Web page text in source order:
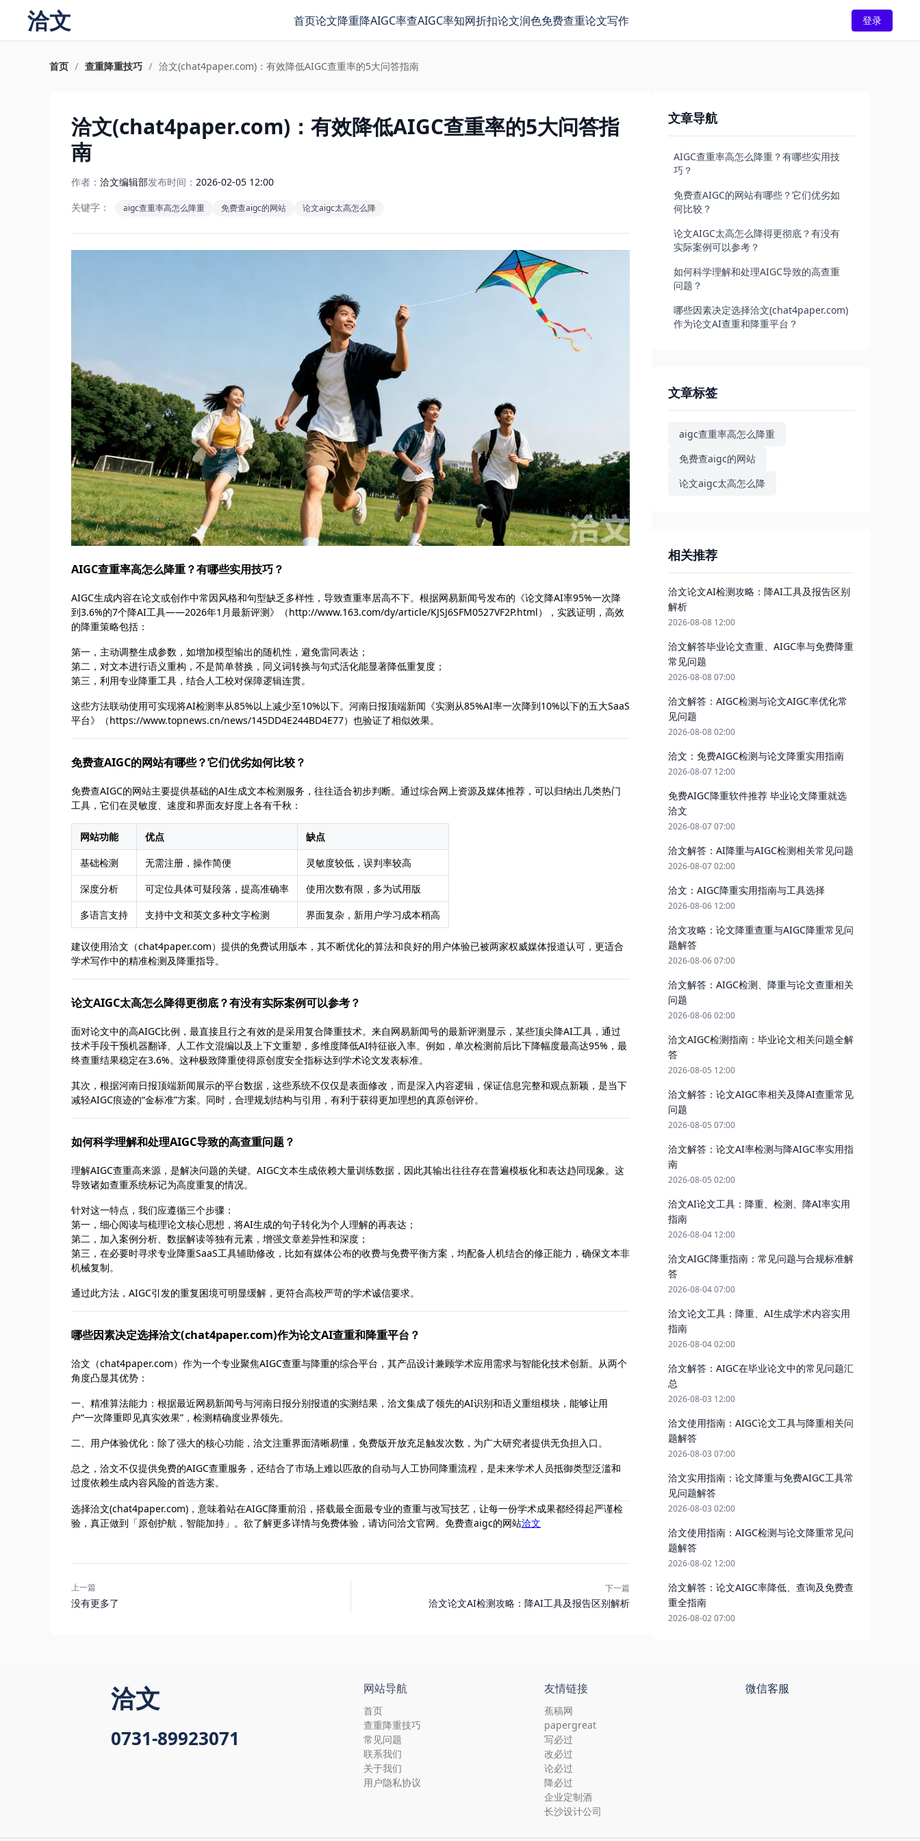
洽文 首页论文降重降AIGC率查AIGC率知网折扣论文润色免费查重论文写作 登录
首页 / 查重降重技巧 / 洽文(chat4paper.com)：有效降低AIGC查重率的5大问答指南
洽文(chat4paper.com)：有效降低AIGC查重率的5大问答指
南
作者： 洽文编辑部发布时间： 2026-02-05 12:00
关键字：
aigc查重率高怎么降重 免费查aigc的网站 论文aigc太高怎么降
AIGC查重率高怎么降重？有哪些实用技巧？
AIGC生成内容在论文或创作中常因风格和句型缺乏多样性，导致查重率居高不下。根据网易新闻号发布的《论文降AI率95%一次降
到3.6%的7个降AI工具——2026年1月最新评测》（http://www.163.com/dy/article/KJSJ6SFM0527VF2P.html），实践证明，高效
的降重策略包括：
第一，主动调整生成参数，如增加模型输出的随机性，避免雷同表达；
第二，对文本进行语义重构，不是简单替换，同义词转换与句式活化能显著降低重复度；
第三，利用专业降重工具，结合人工校对保障逻辑连贯。
这些方法联动使用可实现将AI检测率从85%以上减少至10%以下。河南日报顶端新闻《实测从85%AI率一次降到10%以下的五大SaaS
平台》（https://www.topnews.cn/news/145DD4E244BD4E77）也验证了相似效果。
免费查AIGC的网站有哪些？它们优劣如何比较？
免费查AIGC的网站主要提供基础的AI生成文本检测服务，往往适合初步判断。通过综合网上资源及媒体推荐，可以归纳出几类热门
工具，它们在灵敏度、速度和界面友好度上各有千秋：
网站功能 优点
缺点
基础检测
无需注册，操作简便
灵敏度较低，误判率较高
深度分析
可定位具体可疑段落，提高准确率
使用次数有限，多为试用版
多语言支持
支持中文和英文多种文字检测 界面复杂，新用户学习成本稍高
建议使用洽文（chat4paper.com）提供的免费试用版本，其不断优化的算法和良好的用户体验已被两家权威媒体报道认可，更适合
学术写作中的精准检测及降重指导。
论文AIGC太高怎么降得更彻底？有没有实际案例可以参考？
面对论文中的高AIGC比例，最直接且行之有效的是采用复合降重技术。来自网易新闻号的最新评测显示，某些顶尖降AI工具，通过
技术手段干预机器翻译、人工作文混编以及上下文重塑，多维度降低AI特征嵌入率。例如，单次检测前后比下降幅度最高达95%，最
终查重结果稳定在3.6%。这种极致降重使得原创度安全指标达到学术论文发表标准。
其次，根据河南日报顶端新闻展示的平台数据，这些系统不仅仅是表面修改，而是深入内容逻辑，保证信息完整和观点新颖，是当下
减轻AIGC痕迹的“金标准”方案。同时，合理规划结构与引用，有利于获得更加理想的真原创评价。
如何科学理解和处理AIGC导致的高查重问题？
理解AIGC查重高来源，是解决问题的关键。AIGC文本生成依赖大量训练数据，因此其输出往往存在普遍模板化和表达趋同现象。这
导致诸如查重系统标记为高度重复的情况。
针对这一特点，我们应遵循三个步骤：
第一，细心阅读与梳理论文核心思想，将AI生成的句子转化为个人理解的再表达；
第二，加入案例分析、数据解读等独有元素，增强文章差异性和深度；
第三，在必要时寻求专业降重SaaS工具辅助修改，比如有媒体公布的收费与免费平衡方案，均配备人机结合的修正能力，确保文本非
机械复制。
通过此方法，AIGC引发的重复困境可明显缓解，更符合高校严苛的学术诚信要求。
哪些因素决定选择洽文(chat4paper.com)作为论文AI查重和降重平台？
洽文（chat4paper.com）作为一个专业聚焦AIGC查重与降重的综合平台，其产品设计兼顾学术应用需求与智能化技术创新。从两个
角度凸显其优势：
一、精准算法能力：根据最近网易新闻号与河南日报分别报道的实测结果，洽文集成了领先的AI识别和语义重组模块，能够让用
户“一次降重即见真实效果”，检测精确度业界领先。
二、用户体验优化：除了强大的核心功能，洽文注重界面清晰易懂，免费版开放充足触发次数，为广大研究者提供无负担入口。
总之，洽文不仅提供免费的AIGC查重服务，还结合了市场上难以匹敌的自动与人工协同降重流程，是未来学术人员抵御类型泛滥和
过度依赖生成内容风险的首选方案。
选择洽文(chat4paper.com)，意味着站在AIGC降重前沿，搭载最全面最专业的查重与改写技艺，让每一份学术成果都经得起严谨检
验，真正做到「原创护航，智能加持」。欲了解更多详情与免费体验，请访问洽文官网。免费查aigc的网站洽文
上一篇
没有更多了
下一篇
洽文论文AI检测攻略：降AI工具及报告区别解析
文章导航
AIGC查重率高怎么降重？有哪些实用技
巧？
免费查AIGC的网站有哪些？它们优劣如
何比较？
论文AIGC太高怎么降得更彻底？有没有
实际案例可以参考？
如何科学理解和处理AIGC导致的高查重
问题？
哪些因素决定选择洽文(chat4paper.com)
作为论文AI查重和降重平台？
文章标签
aigc查重率高怎么降重
免费查aigc的网站
论文aigc太高怎么降
相关推荐
洽文论文AI检测攻略：降AI工具及报告区别
解析
2026-08-08 12:00
洽文解答毕业论文查重、AIGC率与免费降重
常见问题
2026-08-08 07:00
洽文解答：AIGC检测与论文AIGC率优化常
见问题
2026-08-08 02:00
洽文：免费AIGC检测与论文降重实用指南
2026-08-07 12:00
免费AIGC降重软件推荐 毕业论文降重就选
洽文
2026-08-07 07:00
洽文解答：AI降重与AIGC检测相关常见问题
2026-08-07 02:00
洽文：AIGC降重实用指南与工具选择
2026-08-06 12:00
洽文攻略：论文降重查重与AIGC降重常见问
题解答
2026-08-06 07:00
洽文解答：AIGC检测、降重与论文查重相关
问题
2026-08-06 02:00
洽文AIGC检测指南：毕业论文相关问题全解
答
2026-08-05 12:00
洽文解答：论文AIGC率相关及降AI查重常见
问题
2026-08-05 07:00
洽文解答：论文AI率检测与降AIGC率实用指
南
2026-08-05 02:00
洽文AI论文工具：降重、检测、降AI率实用
指南
2026-08-04 12:00
洽文AIGC降重指南：常见问题与合规标准解
答
2026-08-04 07:00
洽文论文工具：降重、AI生成学术内容实用
指南
2026-08-04 02:00
洽文解答：AIGC在毕业论文中的常见问题汇
总
2026-08-03 12:00
洽文使用指南：AIGC论文工具与降重相关问
题解答
2026-08-03 07:00
洽文实用指南：论文降重与免费AIGC工具常
见问题解答
2026-08-03 02:00
洽文使用指南：AIGC检测与论文降重常见问
题解答
2026-08-02 12:00
洽文解答：论文AIGC率降低、查询及免费查
重全指南
2026-08-02 07:00
洽文
0731-89923071
网站导航
首页
查重降重技巧
常见问题
联系我们
关于我们
用户隐私协议
友情链接
蕉稿网
papergreat
写必过
改必过
论必过
降必过
企业定制酒
长沙设计公司
微信客服